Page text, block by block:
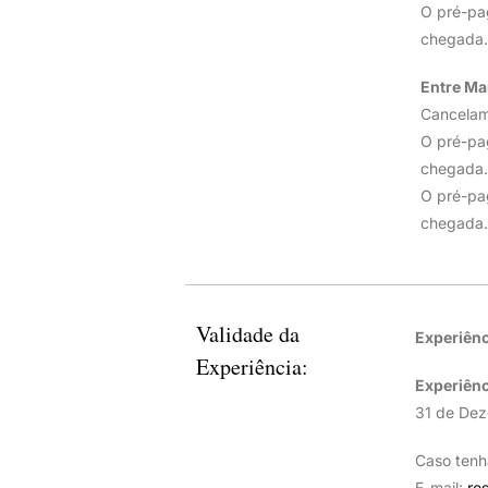
O pré-
chegada.
Entre
O pré-
chegada.
O pré-
chegada.
Validade da
Experiência:
31 de
Caso